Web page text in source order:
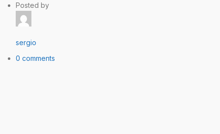
Posted by
sergio
0 comments